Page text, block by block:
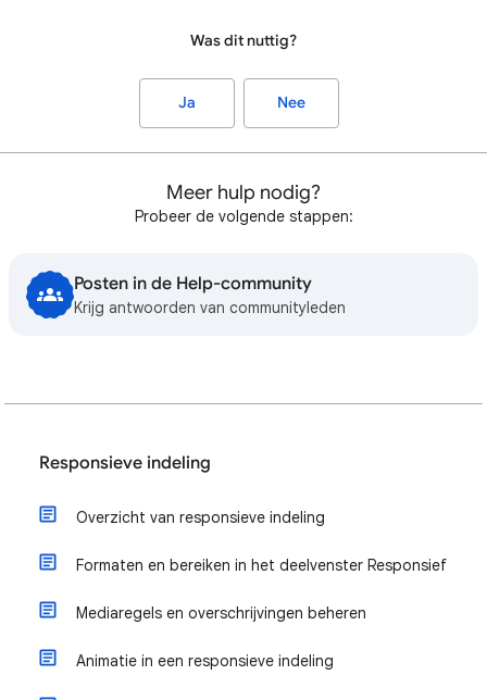
Was dit nuttig?
Ja Nee
Meer hulp nodig?
Probeer de volgende stappen:
Posten in de Help-community
Krijg antwoorden van communityleden
Responsieve indeling
Overzicht van responsieve indeling
Formaten en bereiken in het deelvenster Responsief
Mediaregels en overschrijvingen beheren
Animatie in een responsieve indeling